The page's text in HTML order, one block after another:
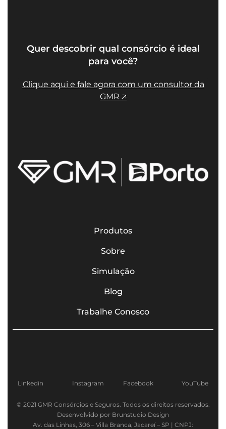
Quer descobrir qual consórcio é ideal
para você?
Clique aqui e fale agora com um consultor da
GMR 🡥
Produtos
Sobre
Simulação
Blog
Trabalhe Conosco
Linkedin Instagram Facebook YouTube
© 2021 GMR Consórcios e Seguros. Todos os direitos reservados.
Desenvolvido por Brunstudio Design
Av. das Linhas, 306 – Villa Branca, Jacareí – SP | CNPJ: